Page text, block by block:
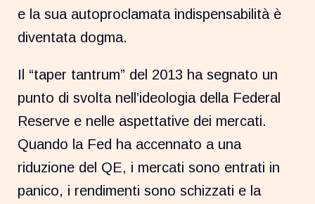
e la sua autoproclamata indispensabilità è
diventata dogma.
Il “taper tantrum” del 2013 ha segnato un
punto di svolta nell’ideologia della Federal
Reserve e nelle aspettative dei mercati.
Quando la Fed ha accennato a una
riduzione del QE, i mercati sono entrati in
panico, i rendimenti sono schizzati e la